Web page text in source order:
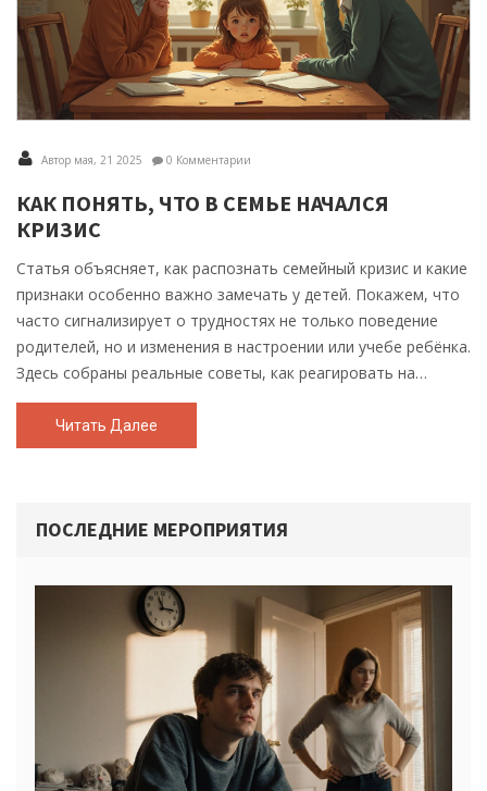
Автор мая, 21 2025 0 Комментарии
КАК ПОНЯТЬ, ЧТО В СЕМЬЕ НАЧАЛСЯ
КРИЗИС
Статья объясняет, как распознать семейный кризис и какие
признаки особенно важно замечать у детей. Покажем, что
часто сигнализирует о трудностях не только поведение
родителей, но и изменения в настроении или учебе ребёнка.
Здесь собраны реальные советы, как реагировать на
первые тревожные симптомы и не усугубить ситуацию.
Поделимся фактами, почему иногда ссоры взрослых
сказываются на детях сильнее, чем кажется. Всё изложено
Читать Далее
ПОСЛЕДНИЕ МЕРОПРИЯТИЯ